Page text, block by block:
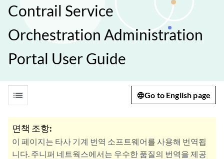
Contrail Service
Orchestration Administration
Portal User Guide
list Go to English page
면책 조항:
이 페이지는 타사 기계 번역 소프트웨어를 사용해 번역됩
니다. 주니퍼 네트웍스에서는 우수한 품질의 번역을 제공